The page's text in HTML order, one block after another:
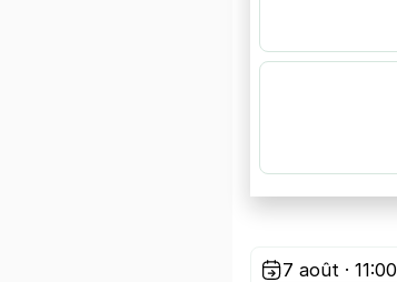
7 août · 11:00